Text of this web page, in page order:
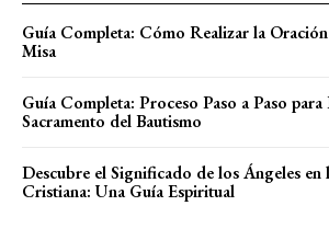
Guía Completa: Cómo Realizar la
Misa
Guía Completa: Proceso Paso a Paso
Sacramento del Bautismo
Descubre el Significado de los Ángeles en
Cristiana: Una Guía Espiritual